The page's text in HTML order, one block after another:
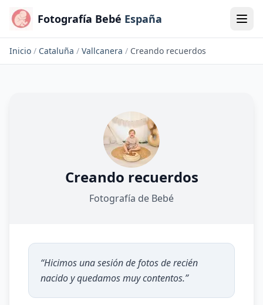
Fotografía Bebé España
Inicio / Cataluña / Vallcanera / Creando recuerdos
Creando recuerdos
Fotografía de Bebé
“Hicimos una sesión de fotos de recién
nacido y quedamos muy contentos.”